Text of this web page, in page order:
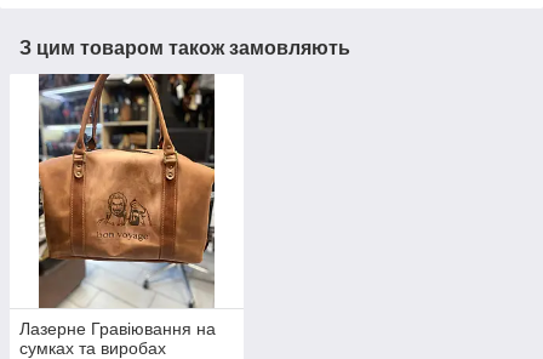
З цим товаром також замовляють
Лазерне Гравіювання на
сумках та виробах